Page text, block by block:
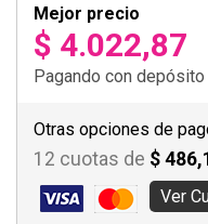
Mejor precio
$ 4.022,87
Pagando con
Otras opciones de
12 cuotas de $
Ver